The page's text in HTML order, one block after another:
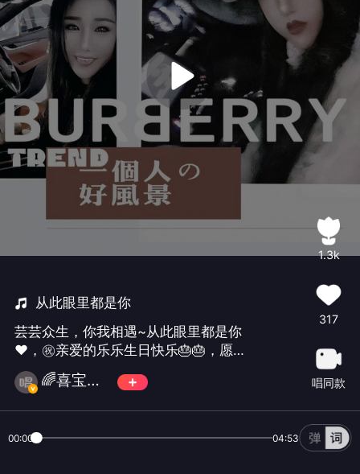
从此眼里都是你
芸芸众生，你我相遇~从此眼里都是你
❤️，㊗️亲爱的乐乐生日快乐🎂🎂，愿你
的每一天都是幸福的时光 💞ʜᵅᵖᵖᵞʙⁱʳᵗᑋᵈᵃᵞ
🌈喜宝玲ℬ ℒ 🕊️
1.3k
317
唱同款
00:00 04:53